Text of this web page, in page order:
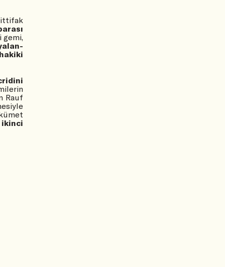
ittifak
gemi,
Rauf
ikinci